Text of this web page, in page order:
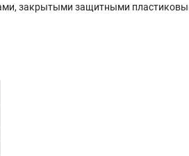
закрытыми защитными